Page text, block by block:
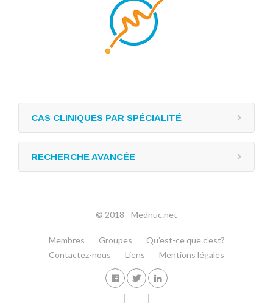
CAS CLINIQUES PAR SPÉCIALITÉ
RECHERCHE AVANCÉE
© 2018 - Mednuc.net
Membres Groupes
Qu’est-ce que c’est?
Contactez-nous
Liens Mentions légales